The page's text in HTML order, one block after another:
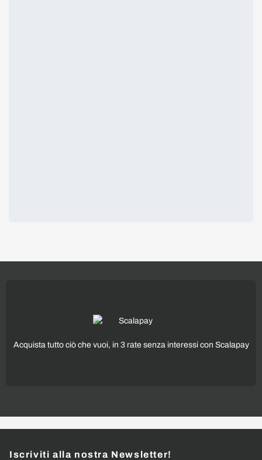
Acquista tutto ciò che vuoi, in 3 rate senza interessi con Scalapay
Iscriviti alla nostra Newsletter!